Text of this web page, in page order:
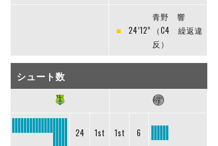
24’12”
青野 響
（C4 繰返違
反）
シュート数
24 1st 1st 6